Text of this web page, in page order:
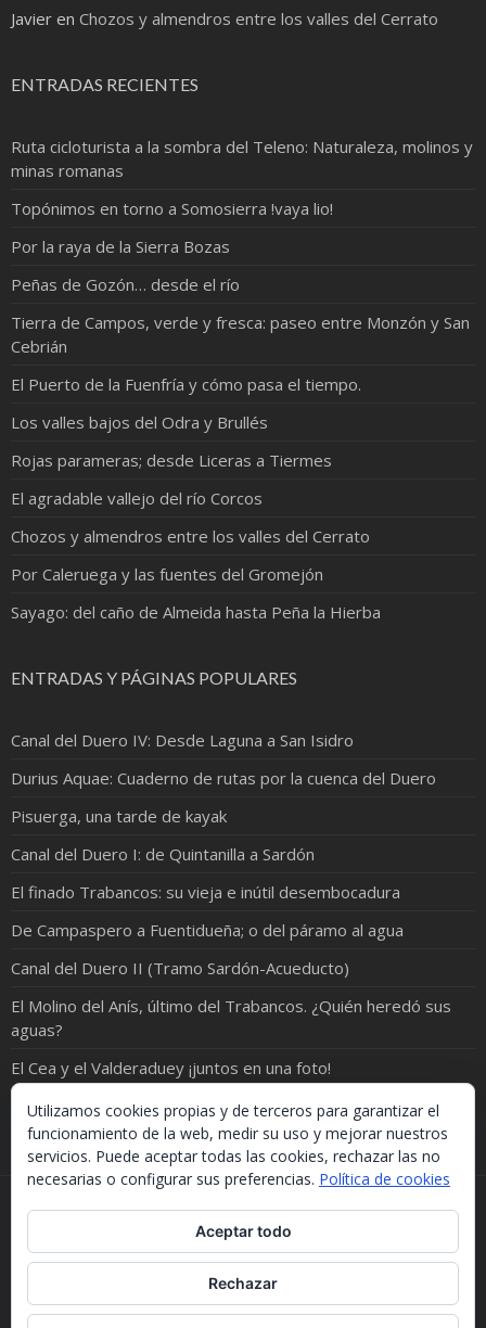
Javier en Chozos y almendros entre los valles del Cerrato
ENTRADAS RECIENTES
Ruta cicloturista a la sombra del Teleno: Naturaleza, molinos y
minas romanas
Topónimos en torno a Somosierra !vaya lio!
Por la raya de la Sierra Bozas
Peñas de Gozón… desde el río
Tierra de Campos, verde y fresca: paseo entre Monzón y San
Cebrián
El Puerto de la Fuenfría y cómo pasa el tiempo.
Los valles bajos del Odra y Brullés
Rojas parameras; desde Liceras a Tiermes
El agradable vallejo del río Corcos
Chozos y almendros entre los valles del Cerrato
Por Caleruega y las fuentes del Gromejón
Sayago: del caño de Almeida hasta Peña la Hierba
ENTRADAS Y PÁGINAS POPULARES
Canal del Duero IV: Desde Laguna a San Isidro
Durius Aquae: Cuaderno de rutas por la cuenca del Duero
Pisuerga, una tarde de kayak
Canal del Duero I: de Quintanilla a Sardón
El finado Trabancos: su vieja e inútil desembocadura
De Campaspero a Fuentidueña; o del páramo al agua
Canal del Duero II (Tramo Sardón-Acueducto)
El Molino del Anís, último del Trabancos. ¿Quién heredó sus
aguas?
El Cea y el Valderaduey ¡juntos en una foto!
¡ORO EN EL RÍO!
Si necesitas algo de este blog puedes cogerlo, lo único
que te pido es que menciones la procedencia. Gracias.
Should you need something from this blog, just take it.
The only thing I'd ask you is to mention this site. Many
thanks.
Utilizamos cookies propias y de terceros para garantizar el
funcionamiento de la web, medir su uso y mejorar nuestros
servicios. Puede aceptar todas las cookies, rechazar las no
necesarias o configurar sus preferencias. Política de cookies
Aceptar todo
Rechazar